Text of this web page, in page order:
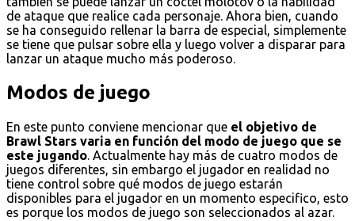
de ataque que realice cada personaje. Ahora bien, cuando
se ha conseguido rellenar la barra de especial, simplemente
se tiene que pulsar sobre ella y luego volver a disparar para
lanzar un ataque mucho más poderoso.
Modos de juego
En este punto conviene mencionar que el objetivo de
Brawl Stars varia en función del modo de juego que se
este jugando. Actualmente hay más de cuatro modos de
juegos diferentes, sin embargo el jugador en realidad no
tiene control sobre qué modos de juego estarán
disponibles para el jugador en un momento especifico, esto
es porque los modos de juego son seleccionados al azar.